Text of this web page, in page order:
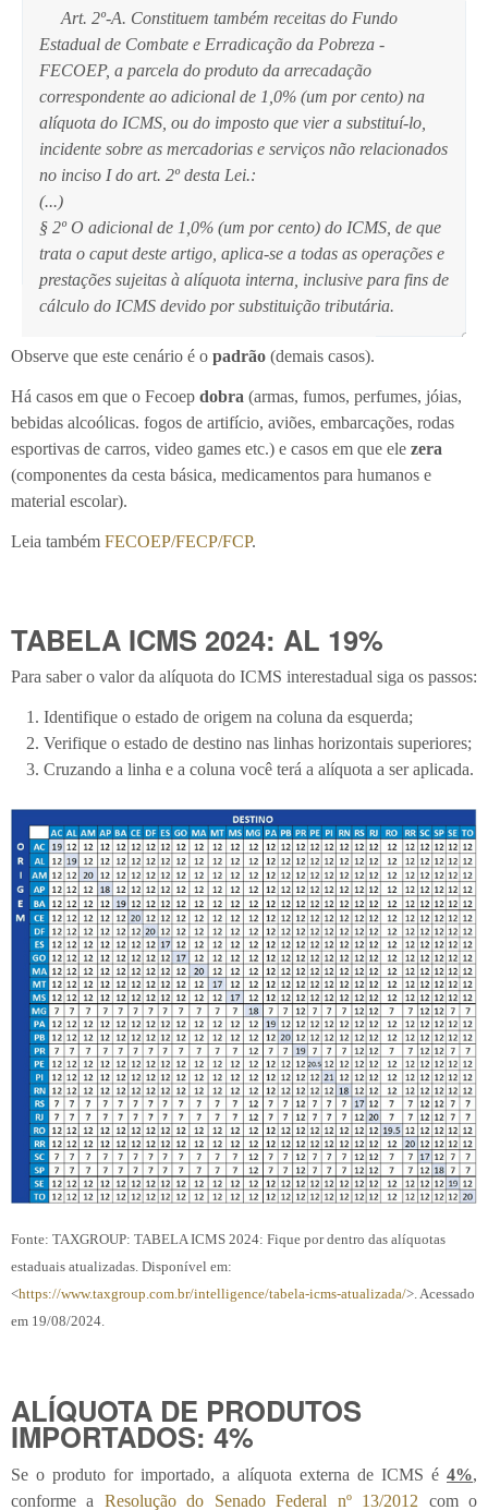
Art. 2º-A. Constituem também receitas do Fundo
Estadual de Combate e Erradicação da Pobreza -
FECOEP, a parcela do produto da arrecadação
correspondente ao adicional de 1,0% (um por cento) na
alíquota do ICMS, ou do imposto que vier a substituí-lo,
incidente sobre as mercadorias e serviços não relacionados
no inciso I do art. 2º desta Lei.:
(...)
§ 2º O adicional de 1,0% (um por cento) do ICMS, de que
trata o caput deste artigo, aplica-se a todas as operações e
prestações sujeitas à alíquota interna, inclusive para fins de
cálculo do ICMS devido por substituição tributária.
Observe que este cenário é o padrão (demais casos).
Há casos em que o Fecoep dobra (armas, fumos, perfumes, jóias,
bebidas alcoólicas. fogos de artifício, aviões, embarcações, rodas
esportivas de carros, video games etc.) e casos em que ele zera
(componentes da cesta básica, medicamentos para humanos e
material escolar).
Leia também FECOEP/FECP/FCP.
TABELA ICMS 2024: AL 19%
Para saber o valor da alíquota do ICMS interestadual siga os passos:
Identifique o estado de origem na coluna da esquerda;
Verifique o estado de destino nas linhas horizontais superiores;
Cruzando a linha e a coluna você terá a alíquota a ser aplicada.
Fonte: TAXGROUP: TABELA ICMS 2024: Fique por dentro das alíquotas
estaduais atualizadas. Disponível em:
<https://www.taxgroup.com.br/intelligence/tabela-icms-atualizada/>. Acessado
em 19/08/2024.
ALÍQUOTA DE PRODUTOS
IMPORTADOS: 4%
Se o produto for importado, a alíquota externa de ICMS é 4%,
conforme a Resolução do Senado Federal nº 13/2012 com o